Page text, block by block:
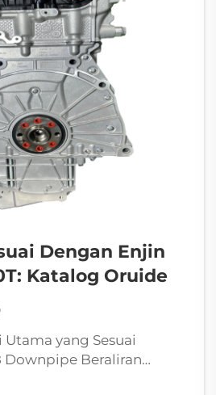
Dengan Enjin
Katalog Oruide
yang Sesuai
Downpipe Beraliran
Respons Spool,